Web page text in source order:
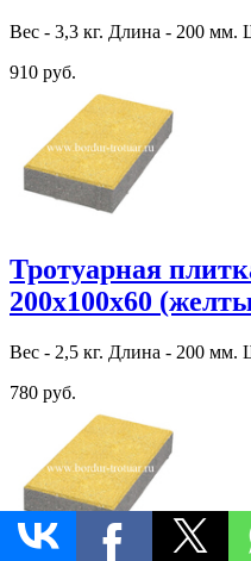
Вес - 3,3 кг. Длина - 200
910 руб.
Тротуарная
200х100х60
Вес - 2,5 кг. Длина - 200
780 руб.